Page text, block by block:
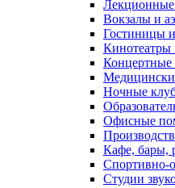
Лекционные
Вокзалы и
Гостиницы
Кинотеатры
Концертные
Ночные
Офисные
Кафе, бары,
Спортивно-
Студии